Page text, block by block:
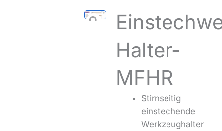
Halter-
MFHR
Stirnseitig
einstechende
Werkzeughalter